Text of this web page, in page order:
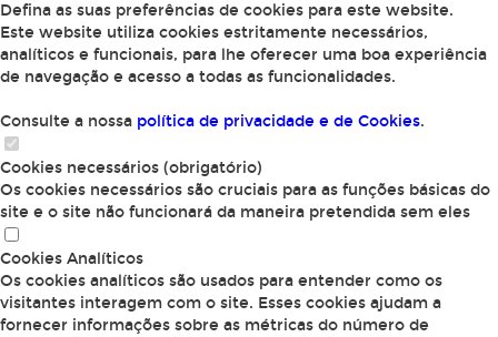
Defina as suas preferências de cookies para este website.
Este website utiliza cookies estritamente necessários,
analíticos e funcionais, para lhe oferecer uma boa experiência
de navegação e acesso a todas as funcionalidades.
Consulte a nossa política de privacidade e de Cookies.
Cookies necessários (obrigatório)
Os cookies necessários são cruciais para as funções básicas do
site e o site não funcionará da maneira pretendida sem eles
Cookies Analíticos
Os cookies analíticos são usados para entender como os
visitantes interagem com o site. Esses cookies ajudam a
fornecer informações sobre as métricas do número de